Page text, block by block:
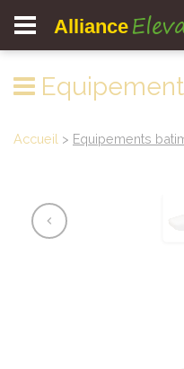
Alliance
Accueil > Equipements